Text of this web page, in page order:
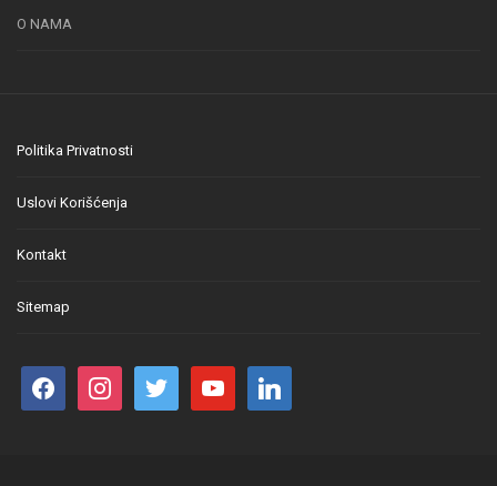
O NAMA
Politika Privatnosti
Uslovi Korišćenja
Kontakt
Sitemap